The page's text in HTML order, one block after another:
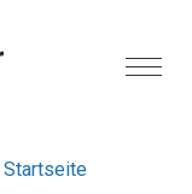
Startseite